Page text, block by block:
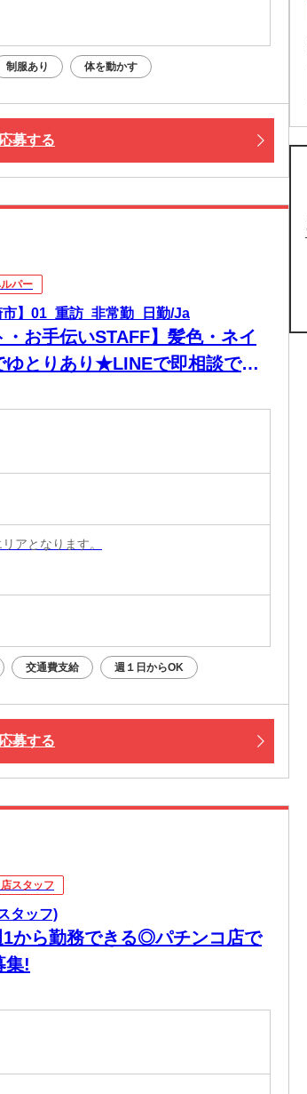
制服あり 体を動かす
募する
パー
】01_重訪_非常勤_日勤/Ja
・お手伝いSTAFF】髪色・ネイ
ゆとりあり★LINEで即相談でき
アとなります。
交通費支給 週１日からOK
募する
スタッフ
タッフ)
1から勤務できる◎パチンコ店で
集!